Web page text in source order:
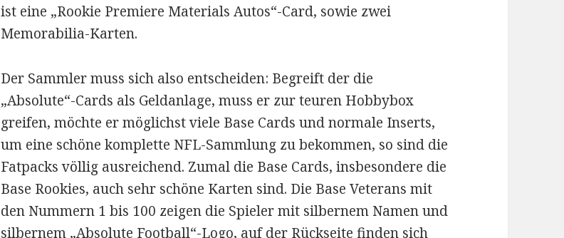
ist eine „Rookie Premiere Materials Autos“-Card, sowie zwei
Memorabilia-Karten.
Der Sammler muss sich also entscheiden: Begreift der die
„Absolute“-Cards als Geldanlage, muss er zur teuren Hobbybox
greifen, möchte er möglichst viele Base Cards und normale Inserts,
um eine schöne komplette NFL-Sammlung zu bekommen, so sind die
Fatpacks völlig ausreichend. Zumal die Base Cards, insbesondere die
Base Rookies, auch sehr schöne Karten sind. Die Base Veterans mit
den Nummern 1 bis 100 zeigen die Spieler mit silbernem Namen und
silbernem „Absolute Football“-Logo, auf der Rückseite finden sich